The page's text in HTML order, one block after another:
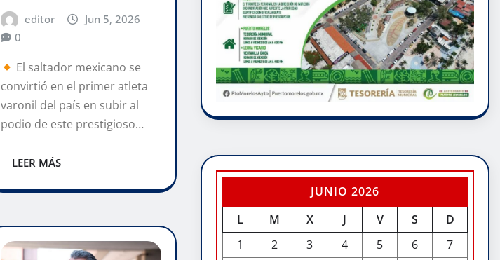
editor
Jun 5, 2026
0
El saltador mexicano se
convirtió en el primer atleta
varonil del país en subir al
podio de este prestigioso…
LEER MÁS
JUNIO 2026
L
M X J V S
D
1
2 3 4 5 6
7